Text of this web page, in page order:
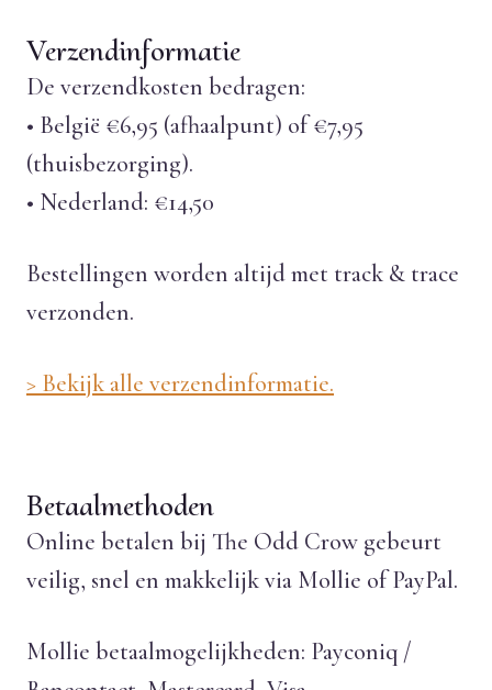
Verzendinformatie
De verzendkosten bedragen:
• België €6,95 (afhaalpunt) of €7,95
(thuisbezorging).
• Nederland: €14,50
Bestellingen worden altijd met track & trace
verzonden.
> Bekijk alle verzendinformatie.
Betaalmethoden
Online betalen bij The Odd Crow gebeurt
veilig, snel en makkelijk via Mollie of PayPal.
Mollie betaalmogelijkheden: Payconiq /